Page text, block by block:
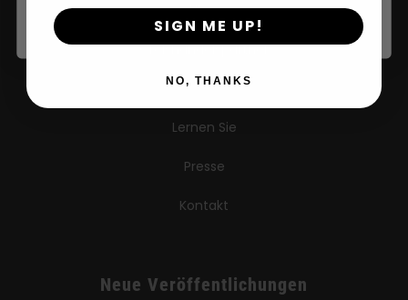
Über
Großhandelspartner
FAQ
Lernen Sie
Presse
Kontakt
Neue Veröffentlichungen
SIGN ME UP!
NO, THANKS